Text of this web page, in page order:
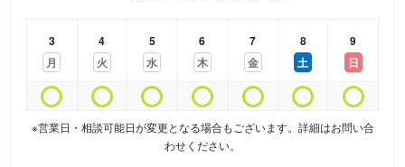
3
月
4
火
5
水
6
木
7
金
8
土
9
日
※営業日・相談可能日が変更となる場合もございます。詳細はお問い合
わせください。